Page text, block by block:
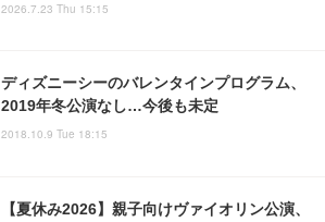
2026.7.23 Thu 15:15
ディズニーシーのバレンタインプログラム、
2019年冬公演なし…今後も未定
2018.10.9 Tue 18:15
【夏休み2026】親子向けヴァイオリン公演、